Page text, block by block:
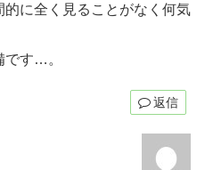
に全く見ることがなく何気
です…。
返信